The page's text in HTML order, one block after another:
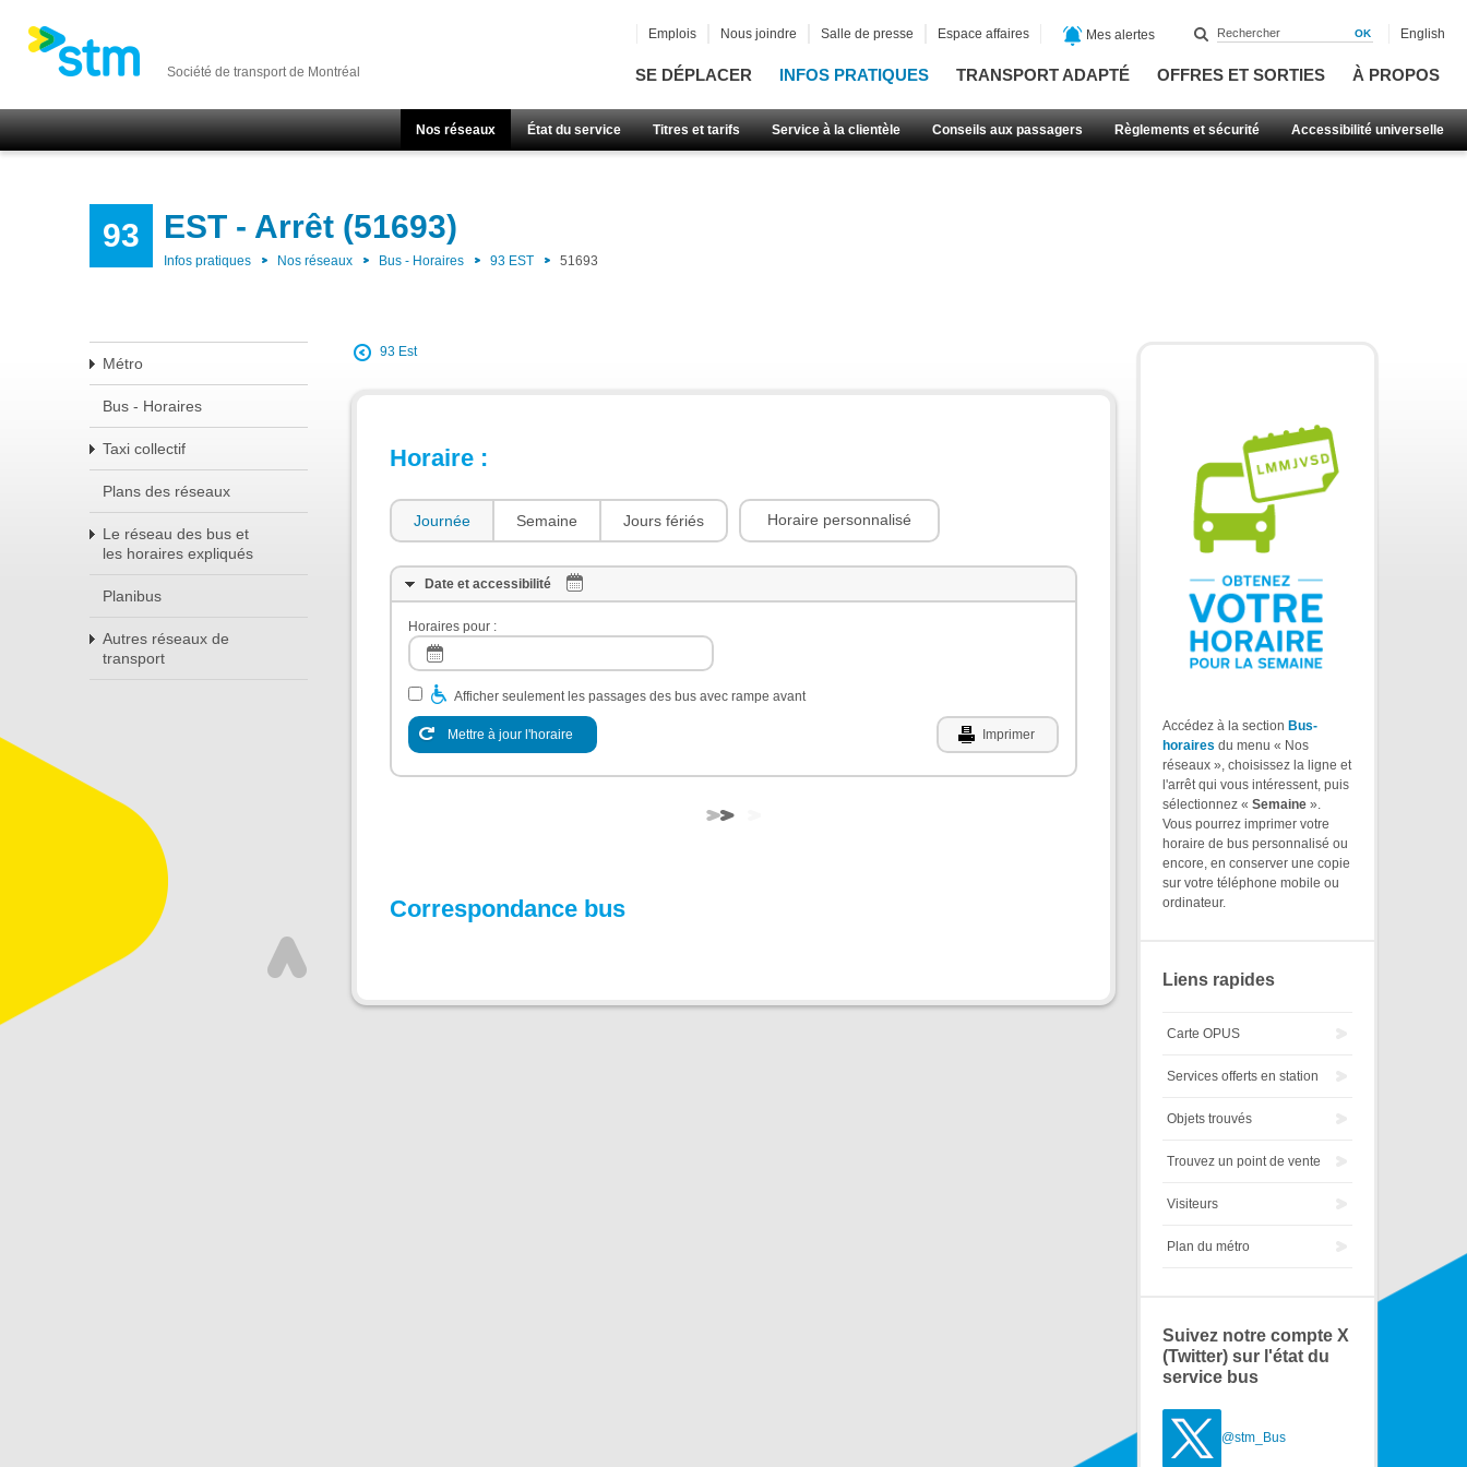
Société de transport de Montréal SE DÉPLACER INFOS PRATIQUES TRANSPORT ADAPTÉ OFFRES ET SORTIES À PROPOS
Nos réseaux État du service Titres et tarifs Service à la clientèle Conseils aux passagers Règlements et sécurité Accessibilité universelle
Emplois Nous joindre Salle de presse Espace affaires Mes alertes English
93 EST - Arrêt (51693)
Infos pratiques Nos réseaux Bus - Horaires 93 EST 51693
Métro
Bus - Horaires
Taxi collectif
Plans des réseaux
Le réseau des bus et
les horaires expliqués
Planibus
Autres réseaux de
transport
93 Est
Horaire :
Journée Semaine Jours fériés Horaire personnalisé
Date et accessibilité
Horaires pour :
Afficher seulement les passages des bus avec rampe avant
Mettre à jour l'horaire Imprimer
Correspondance bus
Accédez à la section Bus-
horaires du menu « Nos
réseaux », choisissez la ligne et
l'arrêt qui vous intéressent, puis
sélectionnez « Semaine ».
Vous pourrez imprimer votre
horaire de bus personnalisé ou
encore, en conserver une copie
sur votre téléphone mobile ou
ordinateur.
Liens rapides
Carte OPUS
Services offerts en station
Objets trouvés
Trouvez un point de vente
Visiteurs
Plan du métro
Suivez notre compte X
(Twitter) sur l'état du
service bus
@stm_Bus